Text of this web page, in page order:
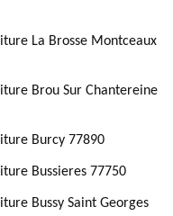
La Brosse Montceaux
Brou Sur Chantereine
Burcy 77890
Bussieres 77750
Bussy Saint Georges